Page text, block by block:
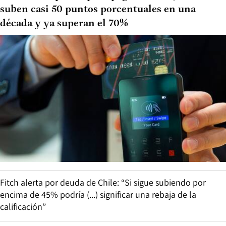
suben casi 50 puntos porcentuales en una
década y ya superan el 70%
Fitch alerta por deuda de Chile: “Si sigue subiendo por
encima de 45% podría (...) significar una rebaja de la
calificación”